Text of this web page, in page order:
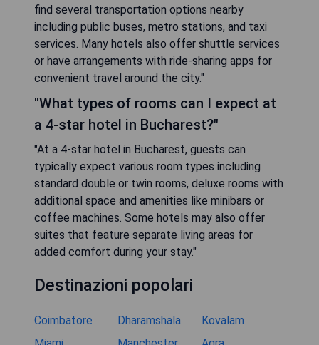
find several transportation options nearby
including public buses, metro stations, and taxi
services. Many hotels also offer shuttle services
or have arrangements with ride-sharing apps for
convenient travel around the city."
"What types of rooms can I expect at
a 4-star hotel in Bucharest?"
"At a 4-star hotel in Bucharest, guests can
typically expect various room types including
standard double or twin rooms, deluxe rooms with
additional space and amenities like minibars or
coffee machines. Some hotels may also offer
suites that feature separate living areas for
added comfort during your stay."
Destinazioni popolari
Coimbatore Dharamshala
Kovalam